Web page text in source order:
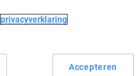
privacyverklaring
Accepteren